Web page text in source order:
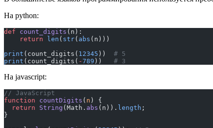
На python:
def count_digits (n):
    return
len ( str( abs (n)))
print (count_digits( 12345 )) # 5
print (count_digits( -789 )) # 3
На javascript:
// JavaScript
function countDigits ( n ) {
  return
String (Math. abs (n)). length ;
}